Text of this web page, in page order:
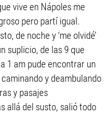
vive en Nápoles me
pero partí igual.
de noche y ‘me olvidé’
suplicio, de las 9 que
1 am pude encontrar un
y deambulando
y pasajes
allá del susto, salió todo